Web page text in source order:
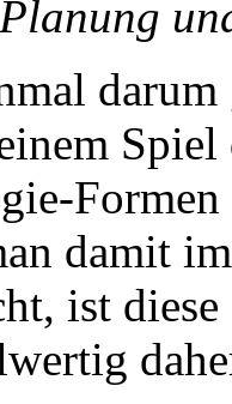
damit
ist